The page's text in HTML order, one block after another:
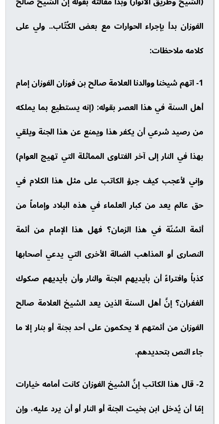
الفوزان بدأ بإجراء الحوارات مع بعض الكُتّاب.. ولي على
كلامه ملاحظات:
1- اتهم شيخنا ووالدنا العلامة صالح بن فوزان الفوزان إمام
أهل السنة في هذا العصر بقوله: (إنه يستطيع بما يملكه
من رصيد شرعي أن يكفر هذا ويمنع عن هذا الجنة ويلقي
بهذا في النار إلى آخر الفتاوى المماثلة التي تهيج العوام)
وإني لأعجب كيف جرؤ الكاتب على مثل هذا الكلام في
حق عالم يعد من كبار العلماء في هذه البلاد وإماماً من
أئمة السُنّة في هذا الزمان؟ فهل هذا الإمام من أئمة
النصارى أو المذاهب الضالة الأخرى التي يدعي أصحابها
كذباً وافتراءً أن بأيديهم الجنة والنار وأن بأيديهم صكوك
الغفران؟ إنَّ أهل السنة الذين يعد الشيخ العلامة صالح
الفوزان من أئمتهم لا يحكمون على أحد بجنة أو بنار إلا ما
جاء النص بتحديدهم.
2- قال هذا الكاتب إنَّ الشيخ الفوزان كانت أمامه خيارات
إمّا أن يُدخل ابن بخيت الجنة أو النار أو أن يرد عليه، وإن